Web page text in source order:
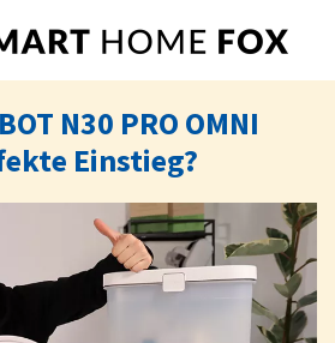
N30 PRO OMNI
Einstieg?